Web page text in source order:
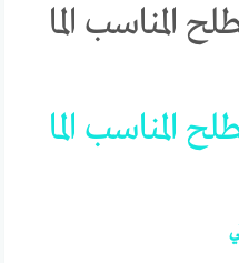
المناسب الما
المناسب الما